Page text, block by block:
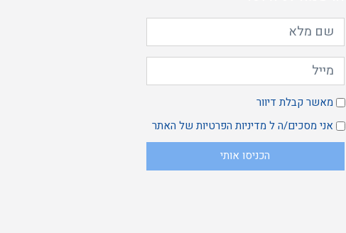
מאשר
מאשר קבלת דיוור
אני
אני מסכים/ה ל מדיניות הפרטיות של האתר
הכניסו אותי